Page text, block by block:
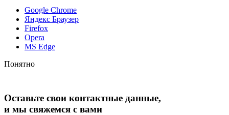
Google Chrome
Яндекс Браузер
Firefox
Opera
MS Edge
Понятно
Оставьте свои контактные данные,
и мы свяжемся с вами